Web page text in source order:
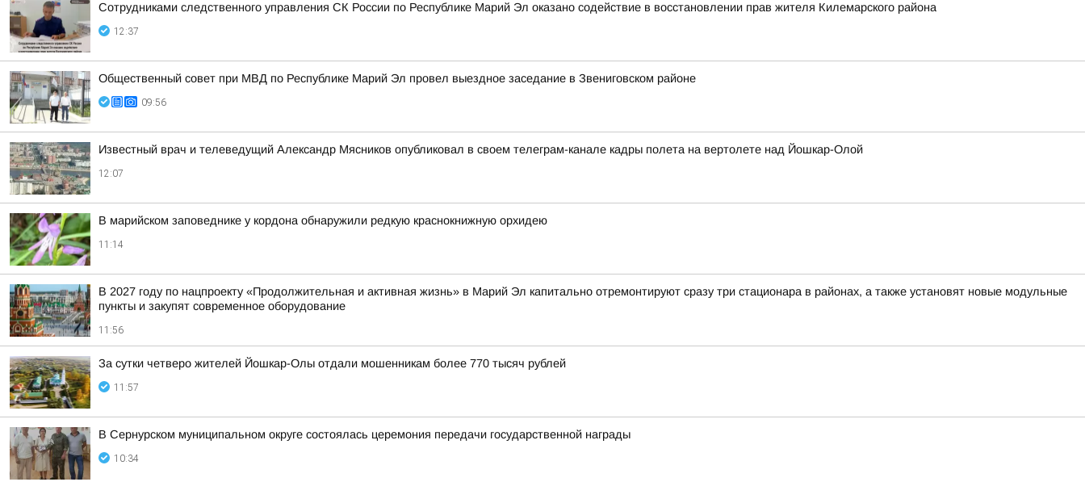
Сотрудниками следственного управления СК России по Республике Марий Эл оказано содействие в восстановлении прав жителя Килемарского района
12:37
Общественный совет при МВД по Республике Марий Эл провел выездное заседание в Звениговском районе
09:56
Известный врач и телеведущий Александр Мясников опубликовал в своем телеграм-канале кадры полета на вертолете над Йошкар-Олой
12:07
В марийском заповеднике у кордона обнаружили редкую краснокнижную орхидею
11:14
В 2027 году по нацпроекту «Продолжительная и активная жизнь» в Марий Эл капитально отремонтируют сразу три стационара в районах, а также установят новые модульные
пункты и закупят современное оборудование
11:56
За сутки четверо жителей Йошкар-Олы отдали мошенникам более 770 тысяч рублей
11:57
В Сернурском муниципальном округе состоялась церемония передачи государственной награды
10:34